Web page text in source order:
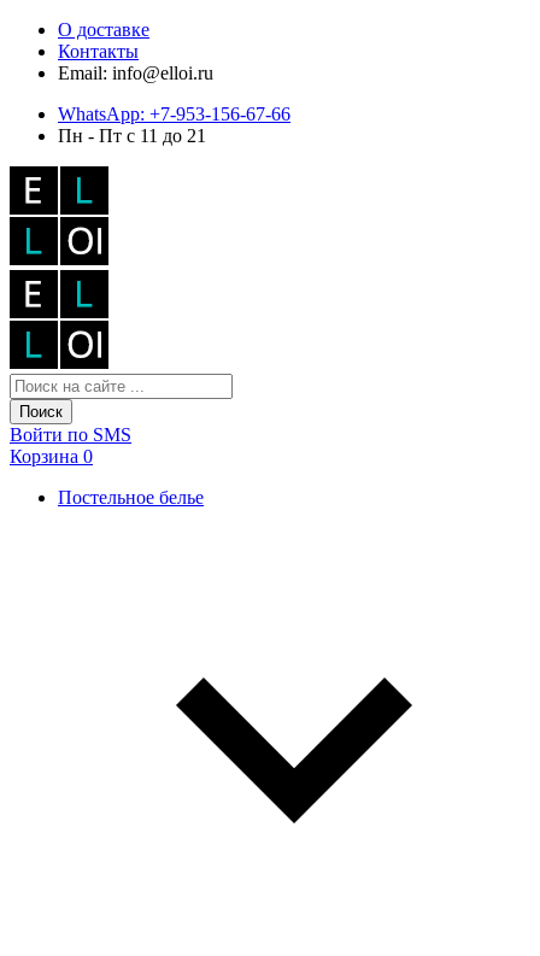
О доставке
Контакты
Email: info@elloi.ru
WhatsApp: +7-953-156-67-66
Пн - Пт с 11 до 21
Поиск
Войти по SMS
Корзина 0
Постельное белье